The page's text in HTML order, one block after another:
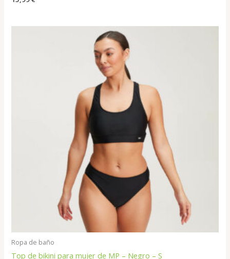
Ropa de baño
Top de bikini para mujer de MP – Negro – S